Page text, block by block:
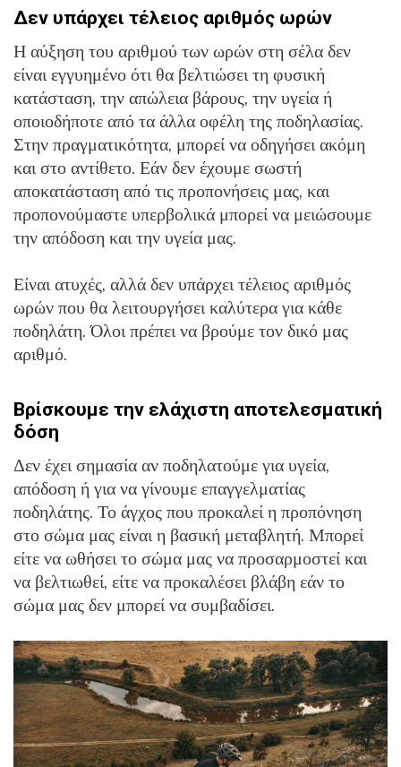
Δεν υπάρχει τέλειος αριθμός ωρών
Η αύξηση του αριθμού των ωρών στη σέλα δεν
είναι εγγυημένο ότι θα βελτιώσει τη φυσική
κατάσταση, την απώλεια βάρους, την υγεία ή
οποιοδήποτε από τα άλλα οφέλη της ποδηλασίας.
Στην πραγματικότητα, μπορεί να οδηγήσει ακόμη
και στο αντίθετο. Εάν δεν έχουμε σωστή
αποκατάσταση από τις προπονήσεις μας, και
προπονούμαστε υπερβολικά μπορεί να μειώσουμε
την απόδοση και την υγεία μας.
Είναι ατυχές, αλλά δεν υπάρχει τέλειος αριθμός
ωρών που θα λειτουργήσει καλύτερα για κάθε
ποδηλάτη. Όλοι πρέπει να βρούμε τον δικό μας
αριθμό.
Βρίσκουμε την ελάχιστη αποτελεσματική
δόση
Δεν έχει σημασία αν ποδηλατούμε για υγεία,
απόδοση ή για να γίνουμε επαγγελματίας
ποδηλάτης. Το άγχος που προκαλεί η προπόνηση
στο σώμα μας είναι η βασική μεταβλητή. Μπορεί
είτε να ωθήσει το σώμα μας να προσαρμοστεί και
να βελτιωθεί, είτε να προκαλέσει βλάβη εάν το
σώμα μας δεν μπορεί να συμβαδίσει.